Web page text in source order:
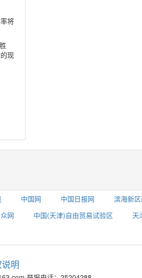
将
现
中国网 中国日报网
滨海新
网 中国(天津)自由贸易试验区
天
明